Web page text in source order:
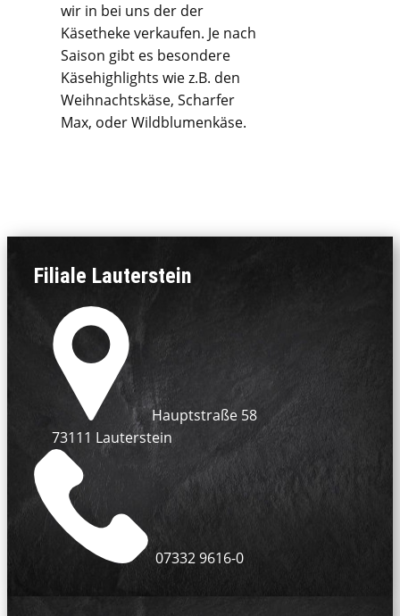
wir in bei uns der der
Käsetheke verkaufen. Je nach
Saison gibt es besondere
Käsehighlights wie z.B. den
Weihnachtskäse, Scharfer
Max, oder Wildblumenkäse.
Filiale La​uterstein
​Hauptstraße 58
73111 Lauterstein
07332 9616-0